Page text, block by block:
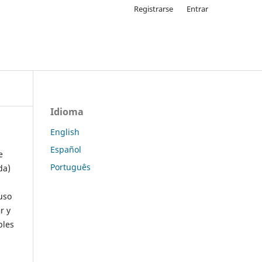
Registrarse Entrar
y
Idioma
English
Español
Português